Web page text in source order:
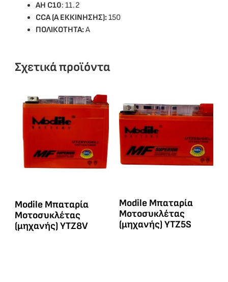
ΑΗ C10: 11.2
CCA (Α ΕΚΚΙΝΗΣΗΣ):150
ΠΟΛΙΚΟΤΗΤΑ:Α
Σχετικά προϊόντα
Modile Μπαταρία
Μοτοσυκλέτας
(μηχανής) YTZ8V
Modile Μπαταρία
Μοτοσυκλέτας
(μηχανής) YTZ5S